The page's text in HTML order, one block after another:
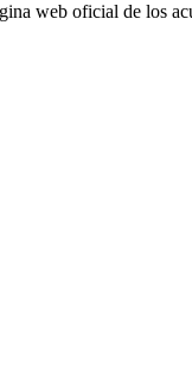
web oficial de los